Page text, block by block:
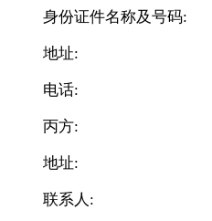
身份证件名称及号码:
地址:
电话:
丙方:
地址:
联系人: